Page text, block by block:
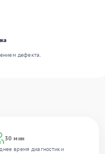
30 мин
время диагностики
дефекта.